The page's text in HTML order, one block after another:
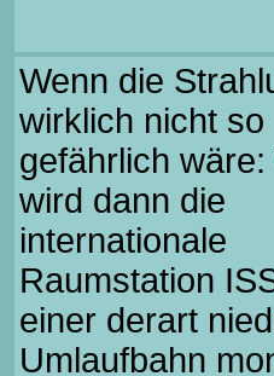
Wenn die
wirklich nicht so
gefährlich wäre:
wird dann die
internationale
Raumstation
einer derart
Umlaufbahn